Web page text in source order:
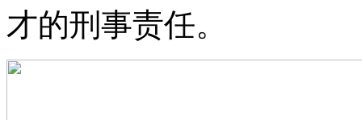
才的刑事责任。